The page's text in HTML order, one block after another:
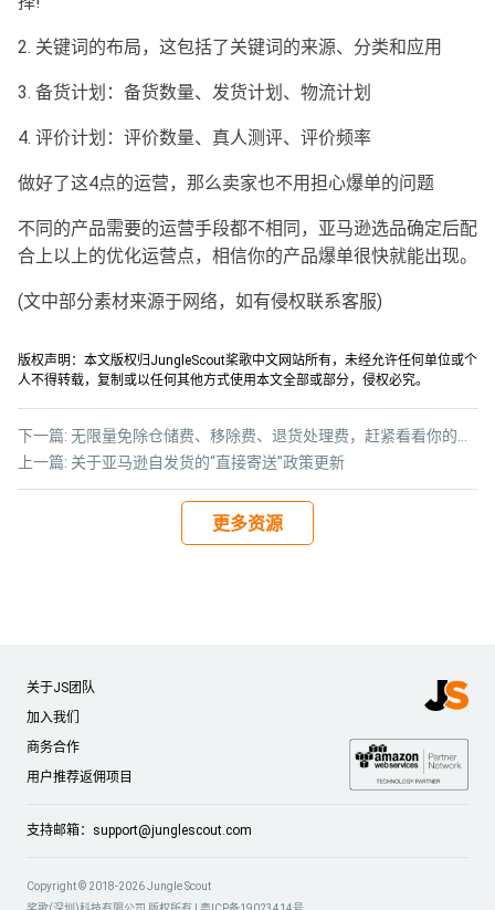
2. 关键词的布局，这包括了关键词的来源、分类和应用
3. 备货计划：备货数量、发货计划、物流计划
4. 评价计划：评价数量、真人测评、评价频率
做好了这4点的运营，那么卖家也不用担心爆单的问题
不同的产品需要的运营手段都不相同，亚马逊选品确定后配
合上以上的优化运营点，相信你的产品爆单很快就能出现。
(文中部分素材来源于网络，如有侵权联系客服)
版权声明：本文版权归JungleScout桨歌中文网站所有，未经允许任何单位或个
人不得转载，复制或以任何其他方式使用本文全部或部分，侵权必究。
上一篇: 关于亚马逊自发货的“直接寄送”政策更新
下一篇: 无限量免除仓储费、移除费、退货处理费，赶紧看看你的哪些产品符合要求！
更多资源
关于JS团队
加入我们
商务合作
用户推荐返佣项目
支持邮箱： support@junglescout.com
Copyright © 2018-2026 Jungle Scout